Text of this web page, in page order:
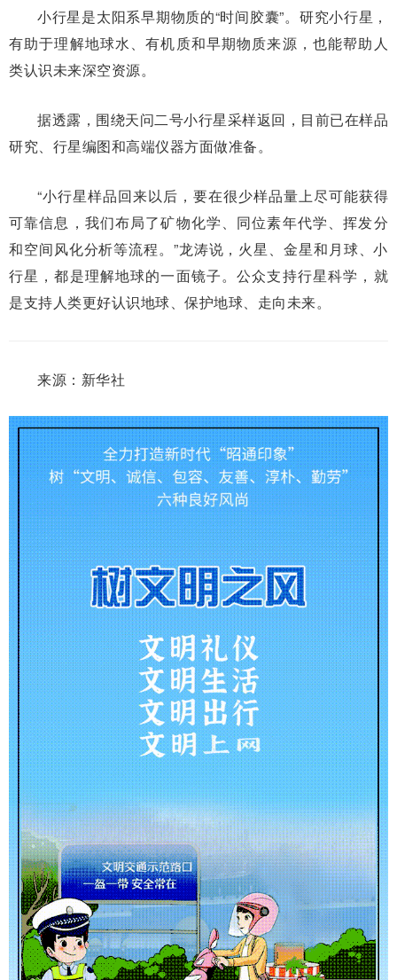
小行星是太阳系早期物质的“时间胶囊”。研究小行星，
有助于理解地球水、有机质和早期物质来源，也能帮助人
类认识未来深空资源。
据透露，围绕天问二号小行星采样返回，目前已在样品
研究、行星编图和高端仪器方面做准备。
“小行星样品回来以后，要在很少样品量上尽可能获得
可靠信息，我们布局了矿物化学、同位素年代学、挥发分
和空间风化分析等流程。”龙涛说，火星、金星和月球、小
行星，都是理解地球的一面镜子。公众支持行星科学，就
是支持人类更好认识地球、保护地球、走向未来。
来源：新华社